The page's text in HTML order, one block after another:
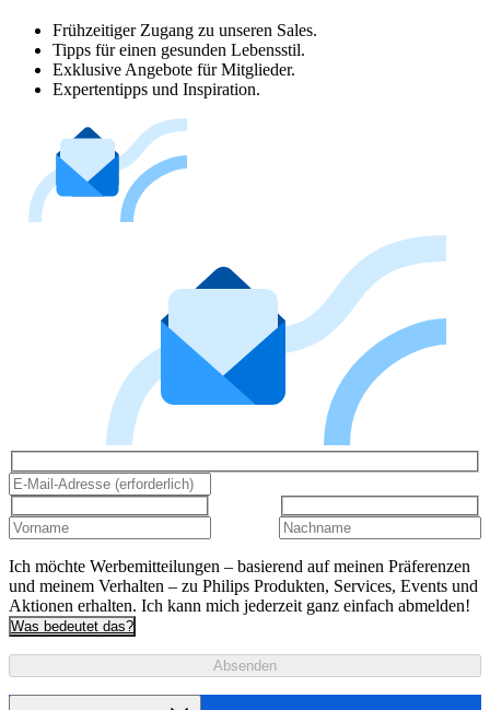
Frühzeitiger Zugang zu unseren Sales.
Tipps für einen gesunden Lebensstil.
Exklusive Angebote für Mitglieder.
Expertentipps und Inspiration.
Ich möchte Werbemitteilungen – basierend auf meinen Präferenzen
und meinem Verhalten – zu Philips Produkten, Services, Events und
Aktionen erhalten. Ich kann mich jederzeit ganz einfach abmelden!
Was bedeutet das?
Absenden